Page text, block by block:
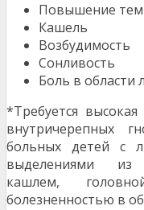
Повышение
Кашель
Возбудимость
Сонливость
Боль в области
*Требуется
внутричерепных
больных детей с
выделениями из
кашлем,
болезненностью в